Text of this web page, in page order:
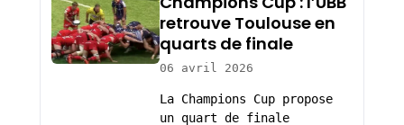
retrouve Toulouse en
quarts de finale
06 avril 2026
La Champions Cup propose
un quart de finale